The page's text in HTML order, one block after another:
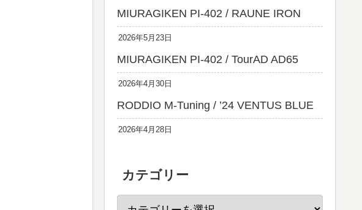
MIURAGIKEN PI-402 / RAUNE IRON
2026年5月23日
MIURAGIKEN PI-402 / TourAD AD65
2026年4月30日
RODDIO M-Tuning / ’24 VENTUS BLUE
2026年4月28日
カテゴリー